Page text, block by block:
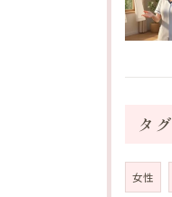
タグ
女性